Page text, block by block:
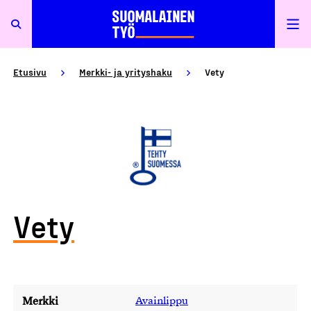
Etusivu Merkki- ja yrityshaku Vety
Vety
Merkki Avainlippu